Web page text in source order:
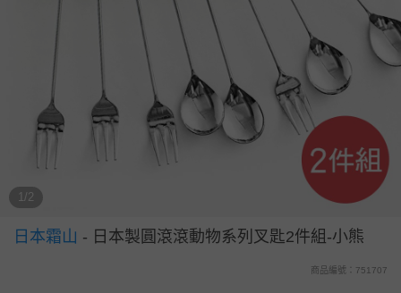
1/2
日本霜山 - 日本製圓滾滾動物系列叉匙2件組-小熊
商品編號：751707